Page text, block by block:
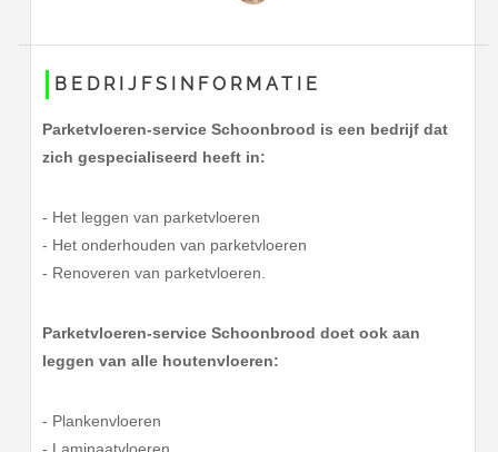
BEDRIJFSINFORMATIE
Parketvloeren-service Schoonbrood is een bedrijf dat
zich gespecialiseerd heeft in:
- Het leggen van parketvloeren
- Het onderhouden van parketvloeren
- Renoveren van parketvloeren.
Parketvloeren-service Schoonbrood doet ook aan
leggen van alle houtenvloeren:
- Plankenvloeren
- Laminaatvloeren